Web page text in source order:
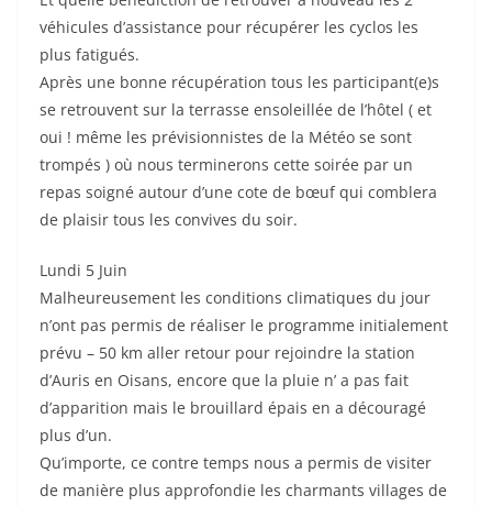
véhicules d’assistance pour récupérer les cyclos les
plus fatigués.
Après une bonne récupération tous les participant(e)s
se retrouvent sur la terrasse ensoleillée de l’hôtel ( et
oui ! même les prévisionnistes de la Météo se sont
trompés ) où nous terminerons cette soirée par un
repas soigné autour d’une cote de bœuf qui comblera
de plaisir tous les convives du soir.
Lundi 5 Juin
Malheureusement les conditions climatiques du jour
n’ont pas permis de réaliser le programme initialement
prévu – 50 km aller retour pour rejoindre la station
d’Auris en Oisans, encore que la pluie n’ a pas fait
d’apparition mais le brouillard épais en a découragé
plus d’un.
Qu’importe, ce contre temps nous a permis de visiter
de manière plus approfondie les charmants villages de